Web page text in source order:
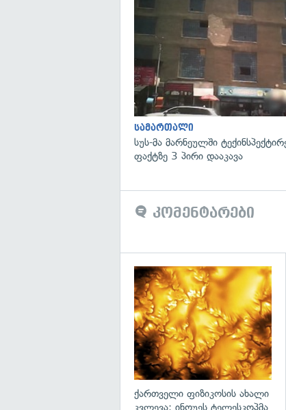
სამართალი
სუს-მა მარნეულში
ფაქტზე 3 პირი დააკავა
კომენტარები
ქართველი ფიზიკოსის ახალი
კვლევა: ინოუეს ტელესკოპმა